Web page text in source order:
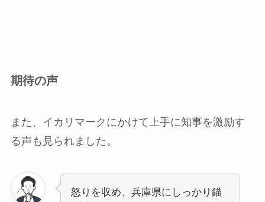
期待の声
また、イカリマークにかけて上手に知事を激励す
る声も見られました。
怒りを収め、兵庫県にしっかり錨